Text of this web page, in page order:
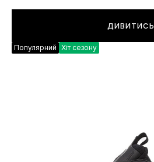
ДИВИТИСЬ
Популярний Хіт сезону